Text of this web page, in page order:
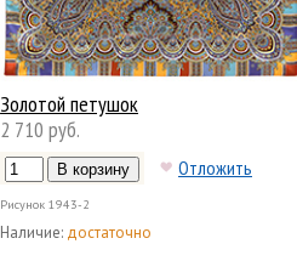
Золотой петушок
2 710 руб.
Отложить
Рисунок 1943-2
Наличие: достаточно